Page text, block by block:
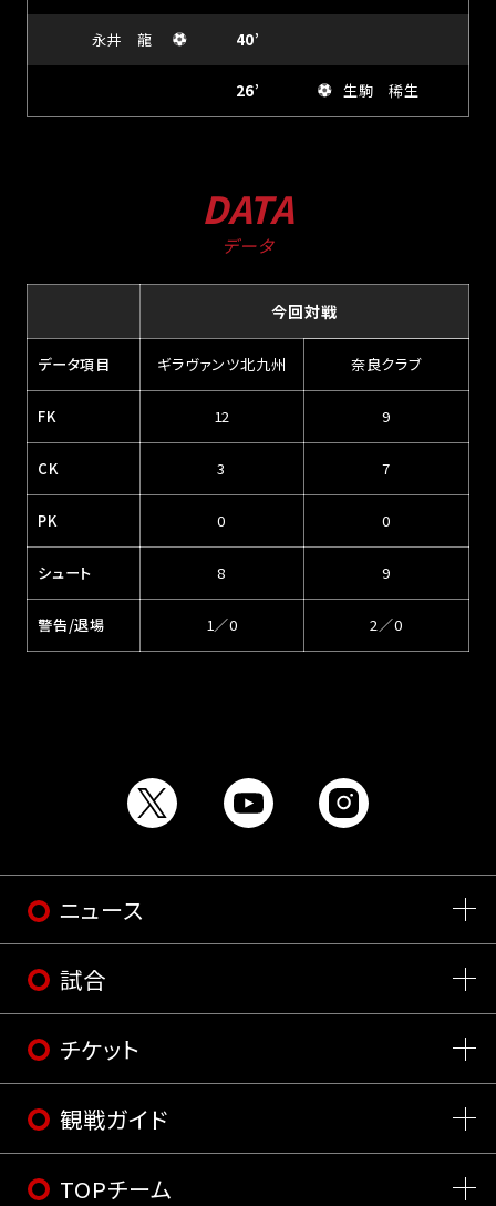
永井 龍 40’
26’ 生駒 稀生
DATA
データ
今回対戦
データ項目 ギラヴァンツ北九州 奈良クラブ
FK 12 9
CK 3 7
PK 0 0
シュート 8 9
警告/退場 1／0 2／0
ニュース
試合
チケット
観戦ガイド
TOPチーム